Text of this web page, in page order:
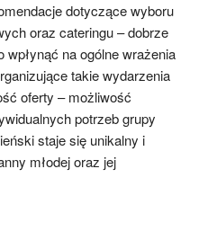
dotyczące wyboru
oraz cateringu – dobrze
na ogólne wrażenia
takie wydarzenia
oferty – możliwość
potrzeb grupy
staje się unikalny i
młodej oraz jej